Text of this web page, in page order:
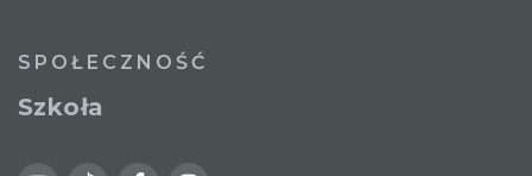
SPOŁECZNOŚĆ
Szkoła